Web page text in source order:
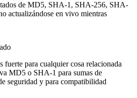
de MD5, SHA-1, SHA-256, SHA-
actualizándose en vivo mientras
para cualquier cosa relacionada
MD5 o SHA-1 para sumas de
seguridad y para compatibilidad